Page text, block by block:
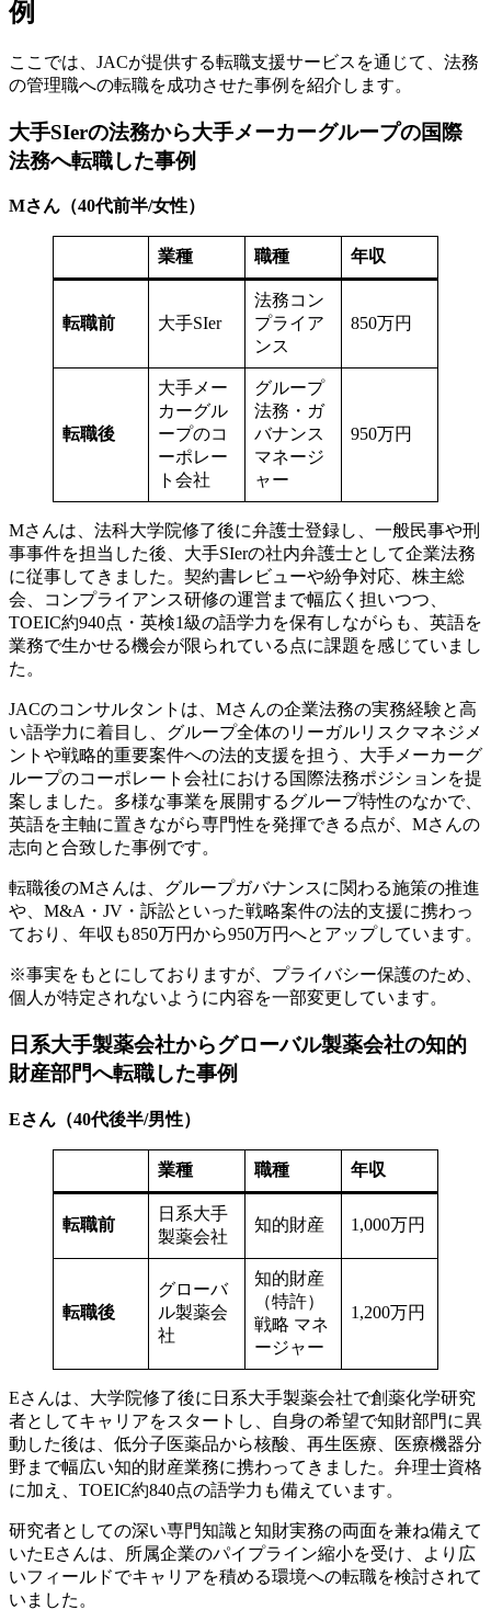
例
ここでは、JACが提供する転職支援サービスを通じて、法務
の管理職への転職を成功させた事例を紹介します。
大手SIerの法務から大手メーカーグループの国際
法務へ転職した事例
Mさん（40代前半/女性）
業種 職種 年収
転職前 大手SIer
法務コン
プライア
ンス
850万円
転職後
大手メー
カーグル
ープのコ
ーポレー
ト会社
グループ
法務・ガ
バナンス
マネージ
ャー
950万円
Mさんは、法科大学院修了後に弁護士登録し、一般民事や刑
事事件を担当した後、大手SIerの社内弁護士として企業法務
に従事してきました。契約書レビューや紛争対応、株主総
会、コンプライアンス研修の運営まで幅広く担いつつ、
TOEIC約940点・英検1級の語学力を保有しながらも、英語を
業務で生かせる機会が限られている点に課題を感じていまし
た。
JACのコンサルタントは、Mさんの企業法務の実務経験と高
い語学力に着目し、グループ全体のリーガルリスクマネジメ
ントや戦略的重要案件への法的支援を担う、大手メーカーグ
ループのコーポレート会社における国際法務ポジションを提
案しました。多様な事業を展開するグループ特性のなかで、
英語を主軸に置きながら専門性を発揮できる点が、Mさんの
志向と合致した事例です。
転職後のMさんは、グループガバナンスに関わる施策の推進
や、M&A・JV・訴訟といった戦略案件の法的支援に携わっ
ており、年収も850万円から950万円へとアップしています。
※事実をもとにしておりますが、プライバシー保護のため、
個人が特定されないように内容を一部変更しています。
日系大手製薬会社からグローバル製薬会社の知的
財産部門へ転職した事例
Eさん（40代後半/男性）
業種 職種 年収
転職前
日系大手
製薬会社
知的財産 1,000万円
転職後
グローバ
ル製薬会
社
知的財産
（特許）
戦略 マネ
ージャー
1,200万円
Eさんは、大学院修了後に日系大手製薬会社で創薬化学研究
者としてキャリアをスタートし、自身の希望で知財部門に異
動した後は、低分子医薬品から核酸、再生医療、医療機器分
野まで幅広い知的財産業務に携わってきました。弁理士資格
に加え、TOEIC約840点の語学力も備えています。
研究者としての深い専門知識と知財実務の両面を兼ね備えて
いたEさんは、所属企業のパイプライン縮小を受け、より広
いフィールドでキャリアを積める環境への転職を検討されて
いました。